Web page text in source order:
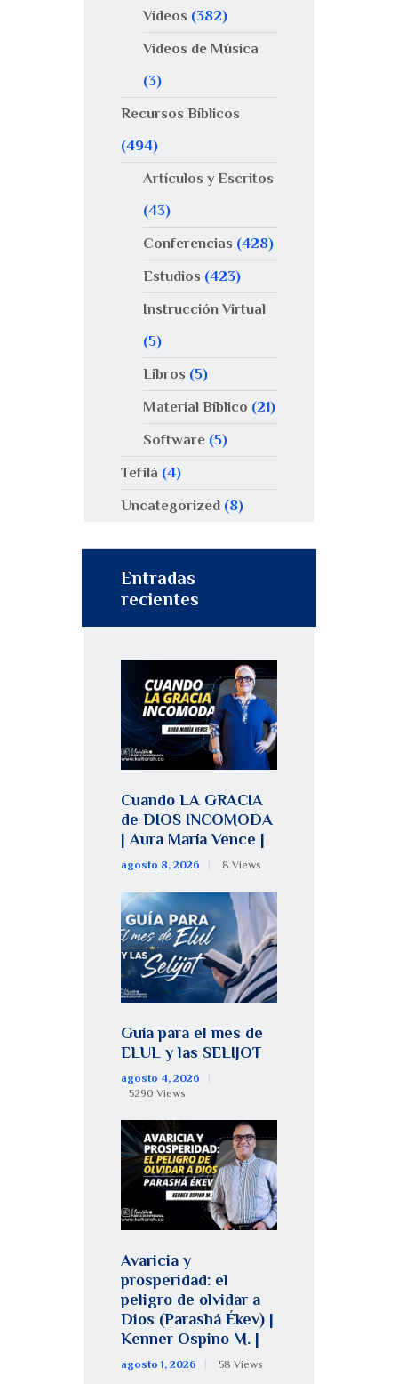
Videos (382)
Videos de Música
(3)
Recursos Bíblicos
(494)
Artículos y Escritos
(43)
Conferencias (428)
Estudios (423)
Instrucción Virtual
(5)
Libros (5)
Material Bíblico (21)
Software(5)
Tefilá (4)
Uncategorized (8)
Entradas
recientes
Cuando LA GRACIA
de DIOS INCOMODA
| Aura María Vence |
agosto 8, 2026 8 Views
Guía para el mes de
ELUL y las SELIJOT
agosto 4, 2026
5290 Views
Avaricia y
prosperidad: el
peligro de olvidar a
Dios (Parashá Ékev) |
Kenner Ospino M. |
agosto 1, 2026 58 Views